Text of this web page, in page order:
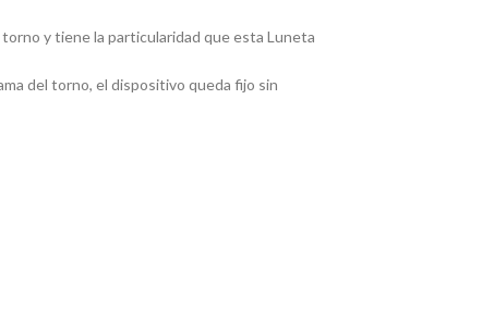
y tiene la particularidad que esta Luneta
del torno, el dispositivo queda fijo sin